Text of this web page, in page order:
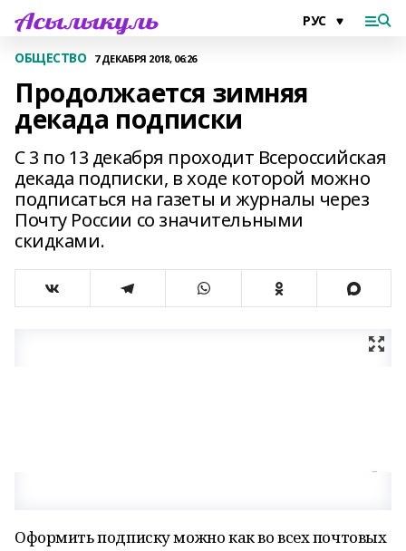
ОБЩЕСТВО 7 ДЕКАБРЯ 2018, 06:26
Продолжается зимняя
декада подписки
С 3 по 13 декабря проходит Всероссийская
декада подписки, в ходе которой можно
подписаться на газеты и журналы через
Почту России со значительными
скидками.
Оформить подписку можно как во всех почтовых